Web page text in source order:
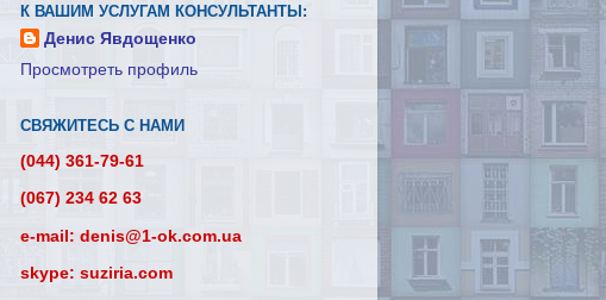
К ВАШИМ УСЛУГАМ КОНСУЛЬТАНТЫ:
Денис Явдощенко
Просмотреть профиль
СВЯЖИТЕСЬ С НАМИ
(044) 361-79-61
(067) 234 62 63
e-mail: denis@1-ok.com.ua
skype: suziria.com